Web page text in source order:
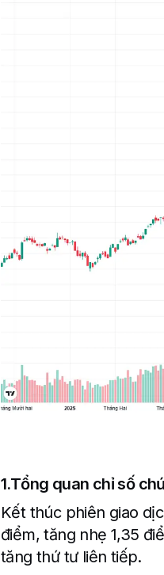
1.Tổng quan chỉ số
Kết thúc phiên giao
điểm, tăng nhẹ 1,35
tăng thứ tư liên tiếp.